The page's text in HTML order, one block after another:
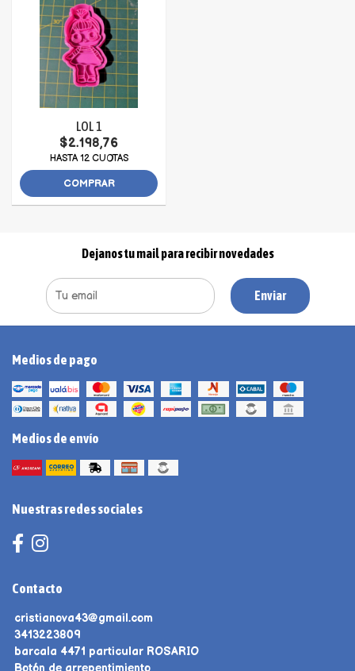
LOL 1
$2.198,76
HASTA 12 CUOTAS
COMPRAR
Dejanos tu mail para recibir novedades
Enviar
Medios de pago
Medios de envío
Nuestras redes sociales
Contacto
cristianova43@gmail.com
3413223809
barcala 4471 particular ROSARIO
Botón de arrepentimiento